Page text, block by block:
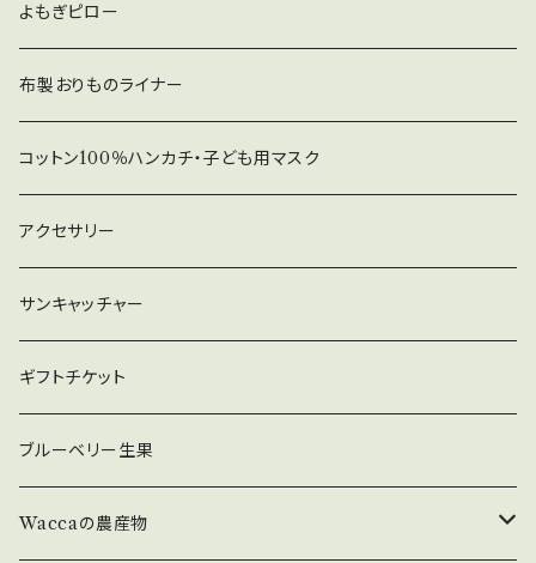
よもぎピロー
布製おりものライナー
コットン100％ハンカチ・子ども用マスク
アクセサリー
サンキャッチャー
ギフトチケット
ブルーベリー生果
Waccaの農産物